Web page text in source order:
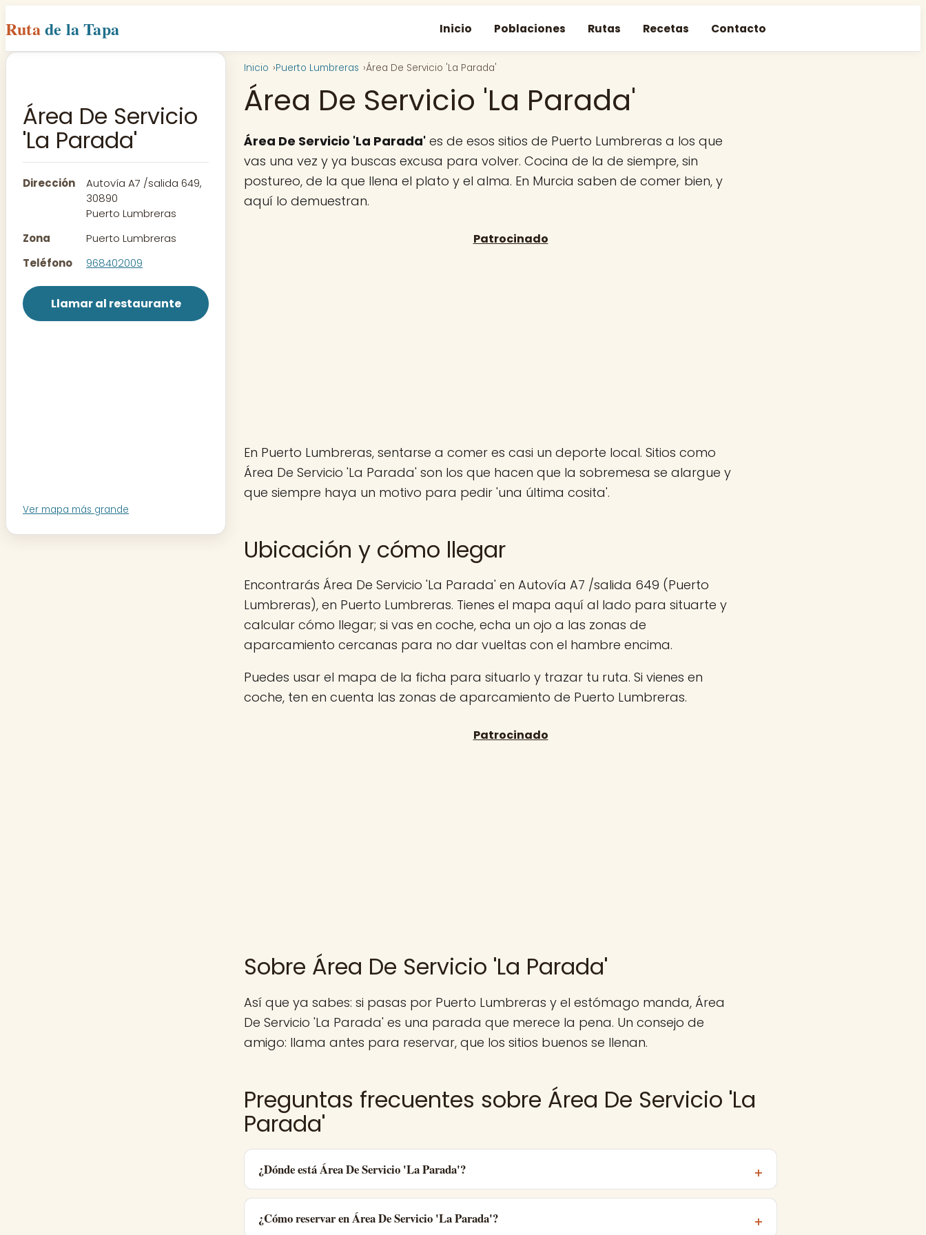
Rutade la Tapa Inicio Poblaciones Rutas Recetas Contacto
Área De Servicio
'La Parada'
Dirección
Autovía A7 /salida 649,
30890
Puerto Lumbreras
Zona
Puerto Lumbreras
Teléfono
968402009
Llamar al restaurante
Ver mapa más grande
Inicio Puerto Lumbreras Área De Servicio 'La Parada'
Área De Servicio 'La Parada'
Área De Servicio 'La Parada' es de esos sitios de Puerto Lumbreras a los que
vas una vez y ya buscas excusa para volver. Cocina de la de siempre, sin
postureo, de la que llena el plato y el alma. En Murcia saben de comer bien, y
aquí lo demuestran.
En Puerto Lumbreras, sentarse a comer es casi un deporte local. Sitios como
Área De Servicio 'La Parada' son los que hacen que la sobremesa se alargue y
que siempre haya un motivo para pedir 'una última cosita'.
Ubicación y cómo llegar
Encontrarás Área De Servicio 'La Parada' en Autovía A7 /salida 649 (Puerto
Lumbreras), en Puerto Lumbreras. Tienes el mapa aquí al lado para situarte y
calcular cómo llegar; si vas en coche, echa un ojo a las zonas de
aparcamiento cercanas para no dar vueltas con el hambre encima.
Puedes usar el mapa de la ficha para situarlo y trazar tu ruta. Si vienes en
coche, ten en cuenta las zonas de aparcamiento de Puerto Lumbreras.
Sobre Área De Servicio 'La Parada'
Así que ya sabes: si pasas por Puerto Lumbreras y el estómago manda, Área
De Servicio 'La Parada' es una parada que merece la pena. Un consejo de
amigo: llama antes para reservar, que los sitios buenos se llenan.
Preguntas frecuentes sobre Área De Servicio 'La
Parada'
¿Dónde está Área De Servicio 'La Parada'?
¿Cómo reservar en Área De Servicio 'La Parada'?